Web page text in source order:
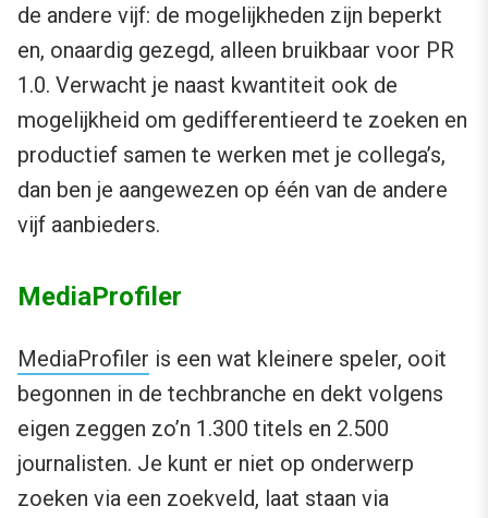
de andere vijf: de mogelijkheden zijn beperkt
en, onaardig gezegd, alleen bruikbaar voor PR
1.0. Verwacht je naast kwantiteit ook de
mogelijkheid om gedifferentieerd te zoeken en
productief samen te werken met je collega’s,
dan ben je aangewezen op één van de andere
vijf aanbieders.
MediaProfiler
MediaProfiler is een wat kleinere speler, ooit
begonnen in de techbranche en dekt volgens
eigen zeggen zo’n 1.300 titels en 2.500
journalisten. Je kunt er niet op onderwerp
zoeken via een zoekveld, laat staan via